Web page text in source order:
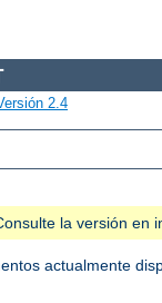
2.4
la versión
actualmente